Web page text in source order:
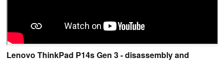
Lenovo ThinkPad P14s Gen 3 - disassembly and